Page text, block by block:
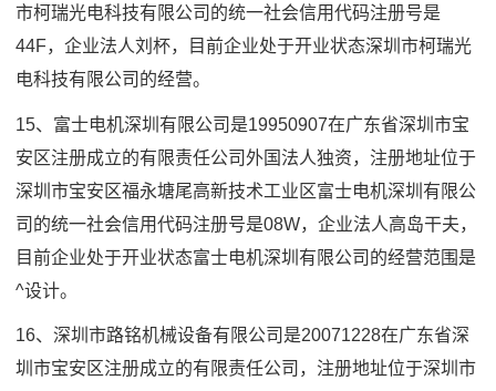
市柯瑞光电科技有限公司的统一社会信用代码注册号是
44F，企业法人刘杯，目前企业处于开业状态深圳市柯瑞光
电科技有限公司的经营。
15、富士电机深圳有限公司是19950907在广东省深圳市宝
安区注册成立的有限责任公司外国法人独资，注册地址位于
深圳市宝安区福永塘尾高新技术工业区富士电机深圳有限公
司的统一社会信用代码注册号是08W，企业法人高岛干夫，
目前企业处于开业状态富士电机深圳有限公司的经营范围是
^设计。
16、深圳市路铭机械设备有限公司是20071228在广东省深
圳市宝安区注册成立的有限责任公司，注册地址位于深圳市